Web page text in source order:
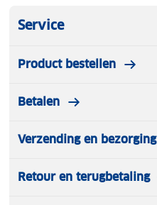
Service
Product bestellen
Betalen
Verzending en bezorging
Retour en terugbetaling